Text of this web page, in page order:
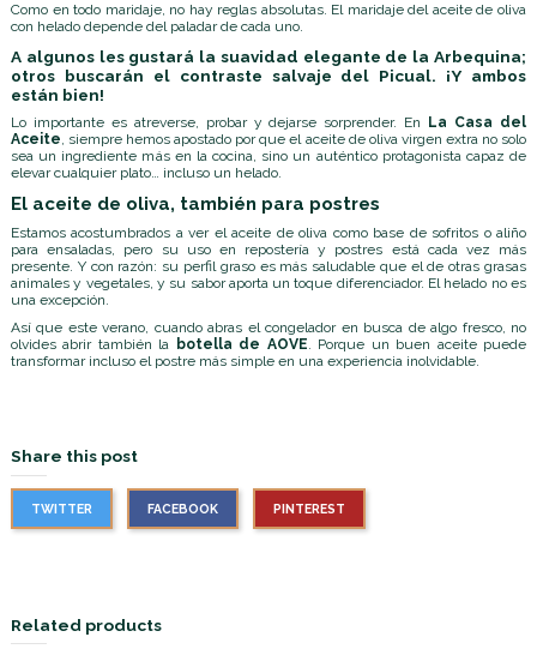
Como en todo maridaje, no hay reglas absolutas. El maridaje del aceite de oliva
con helado depende del paladar de cada uno.
A algunos les gustará la suavidad elegante de la Arbequina;
otros buscarán el contraste salvaje del Picual. ¡Y ambos
están bien!
Lo importante es atreverse, probar y dejarse sorprender. En
La Casa del
Aceite, siempre hemos apostado por que el aceite de oliva virgen extra no solo
sea un ingrediente más en la cocina, sino un auténtico protagonista capaz de
elevar cualquier plato… incluso un helado.
El aceite de oliva, también para postres
Estamos acostumbrados a ver el aceite de oliva como base de sofritos o aliño
para ensaladas, pero su uso en repostería y postres está cada vez más
presente. Y con razón: su perfil graso es más saludable que el de otras grasas
animales y vegetales, y su sabor aporta un toque diferenciador. El helado no es
una excepción.
Así que este verano, cuando abras el congelador en busca de algo fresco, no
olvides abrir también la botella de AOVE. Porque un buen aceite puede
transformar incluso el postre más simple en una experiencia inolvidable.
Share this post
TWITTER FACEBOOK PINTEREST
Related products